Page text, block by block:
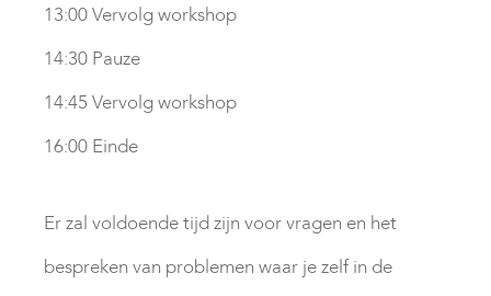
13:00 Vervolg workshop
14:30 Pauze
14:45 Vervolg workshop
16:00 Einde
Er zal voldoende tijd zijn voor vragen en het
bespreken van problemen waar je zelf in de